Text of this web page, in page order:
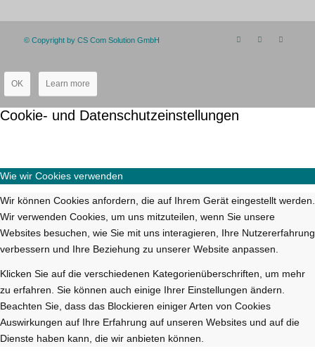
© Copyright by CS Com Solution GmbH
OK Learn more
Cookie- und Datenschutzeinstellungen
Wie wir Cookies verwenden
Wir können Cookies anfordern, die auf Ihrem Gerät eingestellt werden.
Wir verwenden Cookies, um uns mitzuteilen, wenn Sie unsere
Websites besuchen, wie Sie mit uns interagieren, Ihre Nutzererfahrung
verbessern und Ihre Beziehung zu unserer Website anpassen.
Klicken Sie auf die verschiedenen Kategorienüberschriften, um mehr
zu erfahren. Sie können auch einige Ihrer Einstellungen ändern.
Beachten Sie, dass das Blockieren einiger Arten von Cookies
Auswirkungen auf Ihre Erfahrung auf unseren Websites und auf die
Dienste haben kann, die wir anbieten können.